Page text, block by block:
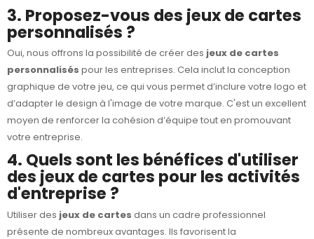
3. Proposez-vous des jeux de cartes
personnalisés ?
Oui, nous offrons la possibilité de créer des jeux de cartes
personnalisés pour les entreprises. Cela inclut la conception
graphique de votre jeu, ce qui vous permet d’inclure votre logo et
d’adapter le design à l'image de votre marque. C'est un excellent
moyen de renforcer la cohésion d’équipe tout en promouvant
votre entreprise.
4. Quels sont les bénéfices d'utiliser
des jeux de cartes pour les activités
d'entreprise ?
Utiliser des jeux de cartes dans un cadre professionnel
présente de nombreux avantages. Ils favorisent la